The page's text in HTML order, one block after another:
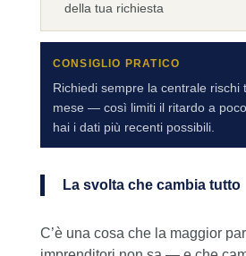
della tua richiesta
CONSIGLIO PRATICO
Richiedi sempre la centrale rischi
mese — così limiti il ritardo a
hai i dati più recenti possibili.
La svolta che cambia tutto
C’è una cosa che la maggior